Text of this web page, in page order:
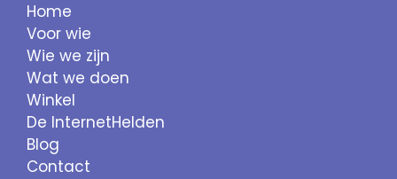
Home
Voor wie
Wie we zijn
Wat we doen
Winkel
De InternetHelden
Blog
Contact